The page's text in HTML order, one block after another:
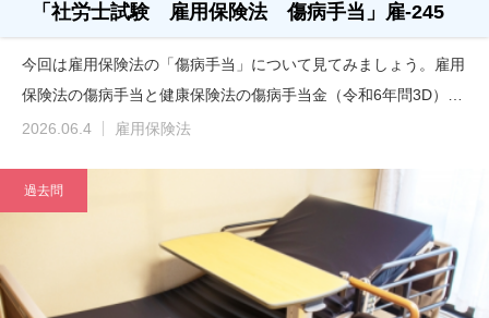
「社労士試験 雇用保険法 傷病手当」雇-245
今回は雇用保険法の「傷病手当」について見てみましょう。雇用
保険法の傷病手当と健康保険法の傷病手当金（令和6年問3D）…
2026.06.4
雇用保険法
過去問